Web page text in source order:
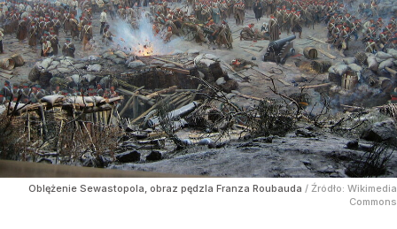
Oblężenie Sewastopola, obraz pędzla Franza Roubauda / Źródło: Wikimedia
Commons